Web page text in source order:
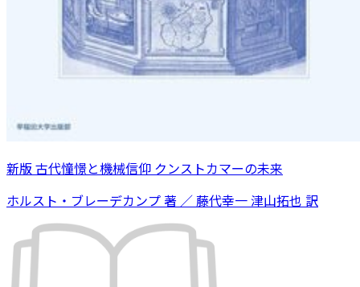
新版 古代憧憬と機械信仰 クンストカマーの未来
ホルスト・ブレーデカンプ 著 ／ 藤代幸一 津山拓也 訳